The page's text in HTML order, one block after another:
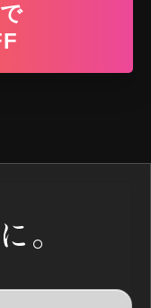
。